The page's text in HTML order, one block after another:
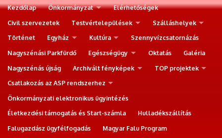
Kezdőlap Önkormányzat
Elérhetőségek
Civil szervezetek
Testvértelepülések
Szálláshelyek
Történet
Egyház Kultúra
Szennyvízcsatornázás
Nagyszénási Parkfürdő
Egészségügy Oktatás
Galéria
Nagyszénás újság
Archivált fényképek
TOP projektek
Csatlakozás az ASP rendszerhez
Önkormányzati elektronikus ügyintézés
Életkezdési támogatás és Start-számla
Hulladékszállítás
Falugazdász ügyfélfogadás
Magyar Falu Program